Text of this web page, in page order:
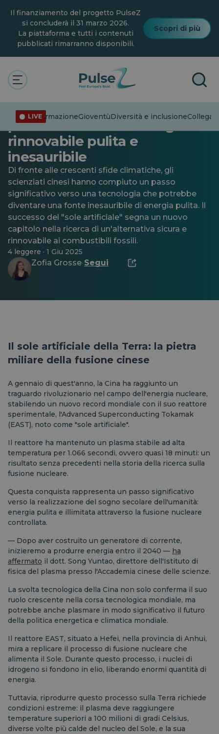
contenuto
principale
Il finanziamento del progetto PulseZ
si concluderà il 31 marzo 2026.
La piattaforma e tutti i contenuti
pubblicati rimarranno disponibili.
Scopri di più
LIVE
DisinformazioneGioventùDiversità e inclusione
“Sole artificiale” cinese: un
percorso verso un’energia
rinnovabile pulita e
inesauribile
Di fronte alle crescenti sfide climatiche, gli
scienziati cinesi hanno compiuto un passo
significativo verso una tecnologia che potrebbe
diventare una fonte inesauribile di energia pulita. Il
successo del "sole artificiale" segna un nuovo
capitolo nella ricerca di un'alternativa sicura e
rinnovabile ai combustibili fossili.
4 leggere · 1 Giu 2025
Zofia Grosse· Segui
Il sole artificiale della Terra: la pietra
miliare della fusione cinese
A gennaio di quest'anno, la Cina ha raggiunto un
traguardo rivoluzionario nel campo dell'energia nucleare,
stabilendo un nuovo record mondiale con il suo reattore
sperimentale, l'Advanced Superconducting Tokamak
(EAST), noto come "sole artificiale".
Il reattore ha mantenuto un plasma stabile ad alta
temperatura per 1.066 secondi, ovvero quasi 18 minuti: un
risultato senza precedenti nella storia della ricerca sulla
fusione nucleare.
Questa conquista rappresenta un passo significativo
verso la realizzazione del sogno secolare dell'umanità:
energia pulita e illimitata attraverso la fusione nucleare
controllata.
— Dopo aver costruito un generatore di corrente,
inizieremo a produrre energia entro il 2040 — ha
affermato il dott. Song Yuntao, direttore dell'Istituto di
fisica del plasma presso l'Accademia cinese delle scienze.
La svolta tecnologica della Cina non solo conferma il suo
ruolo crescente nella corsa tecnologica mondiale, ma
potrebbe anche plasmare in modo significativo il futuro
della politica energetica e climatica mondiale.
Il reattore EAST, situato a Hefei, nella provincia di Anhui,
mira a replicare il processo di fusione nucleare che
alimenta il Sole. Durante questo processo, i nuclei di
idrogeno si fondono in elio, liberando enormi quantità di
energia.
Tuttavia, riprodurre questo processo sulla Terra richiede
condizioni estreme: il plasma deve raggiungere
temperature superiori a 100 milioni di gradi Celsius,
diverse volte più calde del nucleo del Sole, e la sua